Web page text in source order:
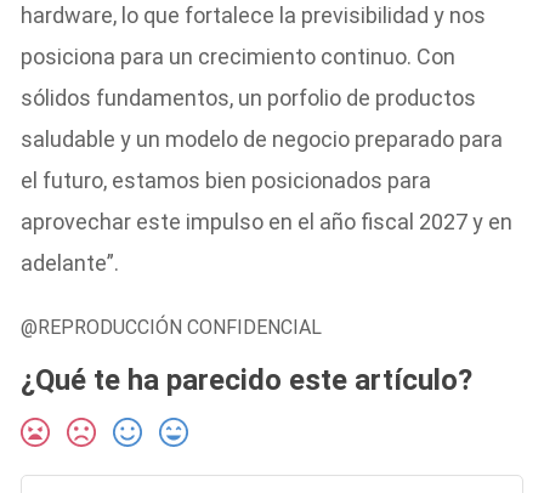
hardware, lo que fortalece la previsibilidad y nos
posiciona para un crecimiento continuo. Con
sólidos fundamentos, un porfolio de productos
saludable y un modelo de negocio preparado para
el futuro, estamos bien posicionados para
aprovechar este impulso en el año fiscal 2027 y en
adelante”.
@REPRODUCCIÓN CONFIDENCIAL
¿Qué te ha parecido este artículo?